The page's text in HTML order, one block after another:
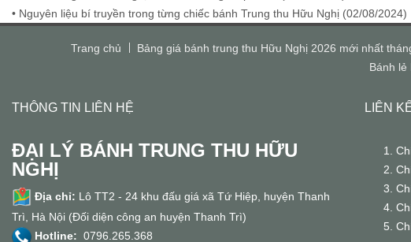
• Nguyên liệu bí truyền trong từng chiếc bánh Trung thu Hữu Nghị (02/08/2024)
Trang chủ Bảng giá bánh trung thu Hữu Nghị 2026 mới nhất
Bánh lẻ
THÔNG TIN LIÊN HỆ
ĐẠI LÝ BÁNH TRUNG THU HỮU
NGHỊ
Địa chỉ: Lô TT2 - 24 khu đấu giá xã Tứ Hiệp, huyện Thanh
Trì, Hà Nội (Đối diện công an huyện Thanh Trì)
Hotline: 0796.265.368
LIÊN